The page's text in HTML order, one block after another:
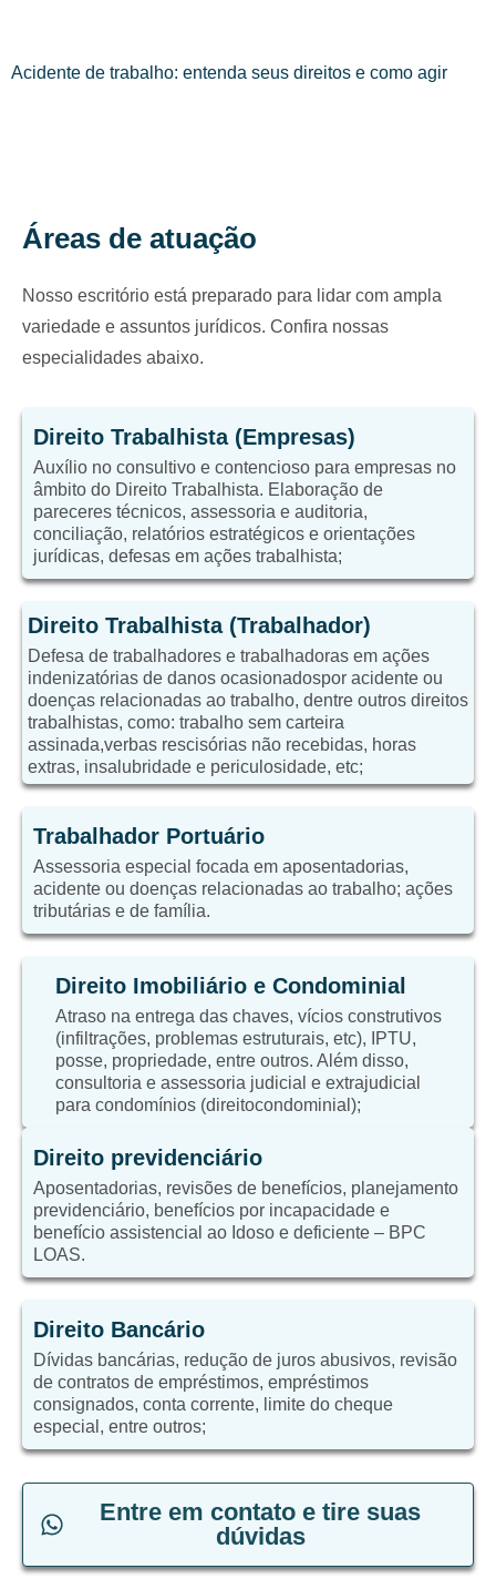
Acidente de trabalho: entenda seus direitos e como agir
Áreas de atuação
Nosso escritório está preparado para lidar com ampla
variedade e assuntos jurídicos. Confira nossas
especialidades abaixo.
Direito Trabalhista (Empresas)
Auxílio no consultivo e contencioso para empresas no
âmbito do Direito Trabalhista. Elaboração de
pareceres técnicos, assessoria e auditoria,
conciliação, relatórios estratégicos e orientações
jurídicas, defesas em ações trabalhista;
Direito Trabalhista (Trabalhador)
Defesa de trabalhadores e trabalhadoras em ações
indenizatórias de danos ocasionadospor acidente ou
doenças relacionadas ao trabalho, dentre outros direitos
trabalhistas, como: trabalho sem carteira
assinada,verbas rescisórias não recebidas, horas
extras, insalubridade e periculosidade, etc;
Trabalhador Portuário
Assessoria especial focada em aposentadorias,
acidente ou doenças relacionadas ao trabalho; ações
tributárias e de família.
Direito Imobiliário e Condominial
Atraso na entrega das chaves, vícios construtivos
(infiltrações, problemas estruturais, etc), IPTU,
posse, propriedade, entre outros. Além disso,
consultoria e assessoria judicial e extrajudicial
para condomínios (direitocondominial);
Direito previdenciário
Aposentadorias, revisões de benefícios, planejamento
previdenciário, benefícios por incapacidade e
benefício assistencial ao Idoso e deficiente – BPC
LOAS.
Direito Bancário
Dívidas bancárias, redução de juros abusivos, revisão
de contratos de empréstimos, empréstimos
consignados, conta corrente, limite do cheque
especial, entre outros;
Entre em contato e tire suas
dúvidas